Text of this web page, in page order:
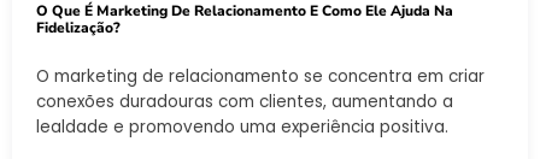
O Que É Marketing De Relacionamento E Como Ele Ajuda Na
Fidelização?
O marketing de relacionamento se concentra em criar
conexões duradouras com clientes, aumentando a
lealdade e promovendo uma experiência positiva.